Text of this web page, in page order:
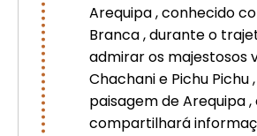
Arequipa , conhecido
Branca , durante o
admirar os majestosos
Chachani e Pichu Pichu
paisagem de Arequipa ,
compartilhará